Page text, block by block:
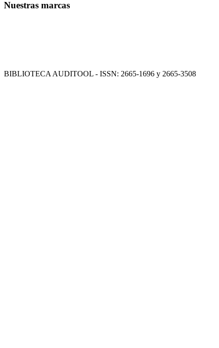
Nuestras marcas
BIBLIOTECA AUDITOOL - ISSN: 2665-1696 y 2665-3508